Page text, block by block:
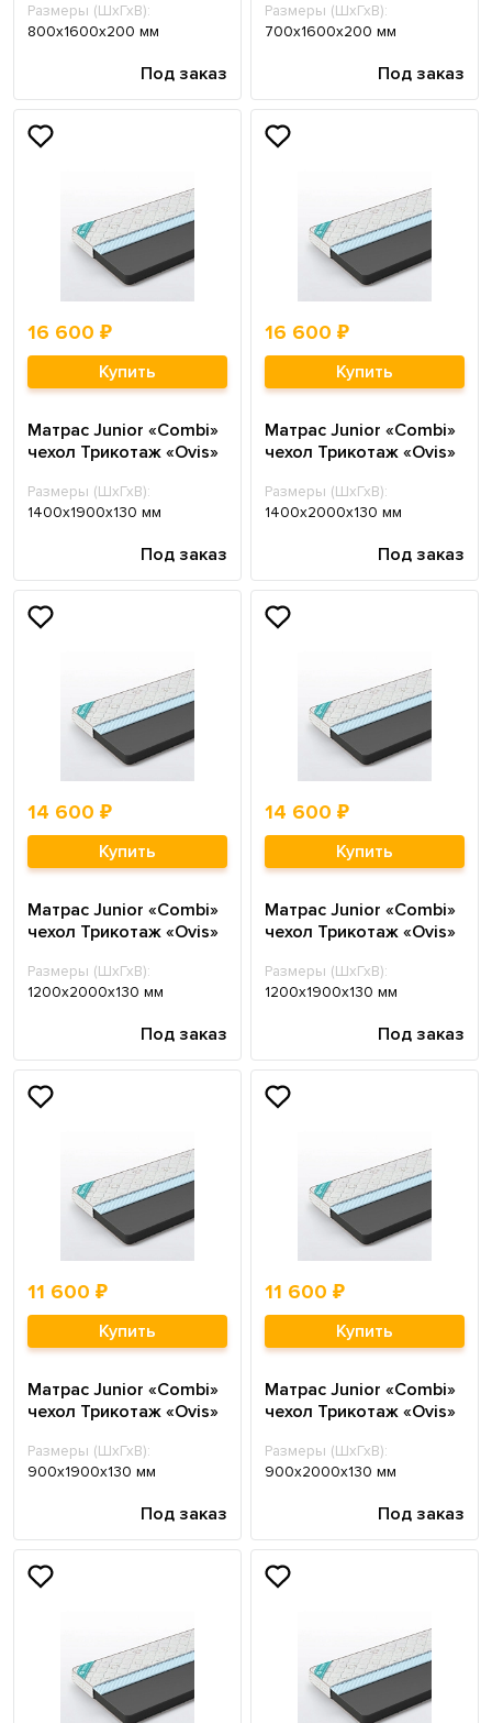
Размеры (ШхГхВ):
800х1600х200 мм
Под заказ
Размеры (ШхГхВ):
700х1600х200 мм
Под заказ
16 600 ₽
Купить
Матрас Junior «Combi»
чехол Трикотаж «Ovis»
Размеры (ШхГхВ):
1400х1900х130 мм
Под заказ
16 600 ₽
Купить
Матрас Junior «Combi»
чехол Трикотаж «Ovis»
Размеры (ШхГхВ):
1400х2000х130 мм
Под заказ
14 600 ₽
Купить
Матрас Junior «Combi»
чехол Трикотаж «Ovis»
Размеры (ШхГхВ):
1200х2000х130 мм
Под заказ
14 600 ₽
Купить
Матрас Junior «Combi»
чехол Трикотаж «Ovis»
Размеры (ШхГхВ):
1200х1900х130 мм
Под заказ
11 600 ₽
Купить
Матрас Junior «Combi»
чехол Трикотаж «Ovis»
Размеры (ШхГхВ):
900х1900х130 мм
Под заказ
11 600 ₽
Купить
Матрас Junior «Combi»
чехол Трикотаж «Ovis»
Размеры (ШхГхВ):
900х2000х130 мм
Под заказ